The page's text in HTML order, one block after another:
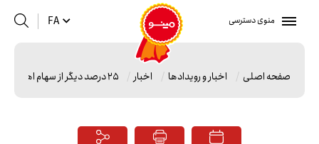
منوی دسترسی FA
صفحه اصلی اخبار و رویدادها اخبار ۲۵ درصد دیگر از سهام اهدایی موسسه پیام آزادگان در «غصینو» از توثیق خارج شد